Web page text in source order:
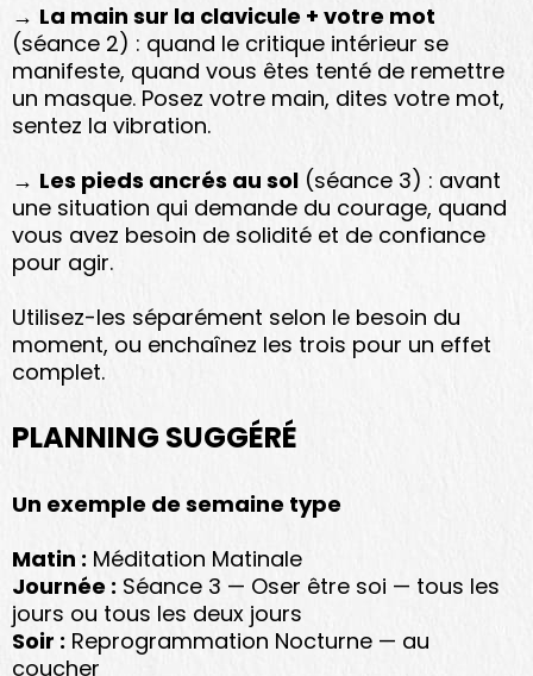
→ La main sur la clavicule + votre mot
(séance 2) : quand le critique intérieur se
manifeste, quand vous êtes tenté de remettre
un masque. Posez votre main, dites votre mot,
sentez la vibration.
→ Les pieds ancrés au sol (séance 3) : avant
une situation qui demande du courage, quand
vous avez besoin de solidité et de confiance
pour agir.
Utilisez-les séparément selon le besoin du
moment, ou enchaînez les trois pour un effet
complet.
PLANNING SUGGÉRÉ
Un exemple de semaine type
Matin : Méditation Matinale
Journée : Séance 3 — Oser être soi — tous les
jours ou tous les deux jours
Soir : Reprogrammation Nocturne — au
coucher